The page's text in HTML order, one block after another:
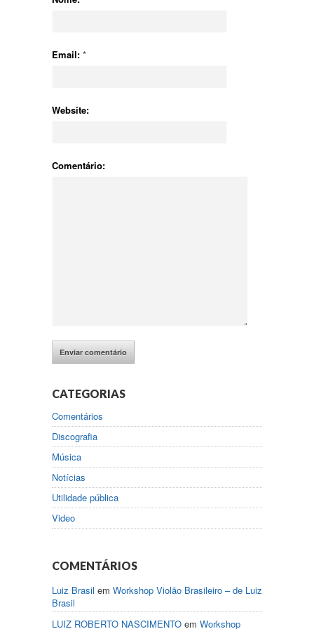
Email: *
Website:
Comentário:
CATEGORIAS
Comentários
Discografia
Música
Notícias
Utilidade pública
Video
COMENTÁRIOS
Luiz Brasil em Workshop Violão Brasileiro – de Luiz
Brasil
LUIZ ROBERTO NASCIMENTO em Workshop